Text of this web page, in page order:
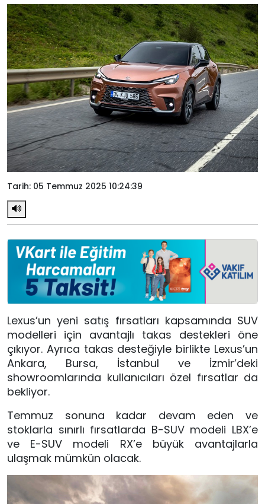
Tarih: 05 Temmuz 2025 10:24:39
Lexus’un yeni satış fırsatları kapsamında SUV
modelleri için avantajlı takas destekleri öne
çıkıyor. Ayrıca takas desteğiyle birlikte Lexus’un
Ankara, Bursa, İstanbul ve İzmir’deki
showroomlarında kullanıcıları özel fırsatlar da
bekliyor.
Temmuz sonuna kadar devam eden ve
stoklarla sınırlı fırsatlarda B-SUV modeli LBX’e
ve E-SUV modeli RX’e büyük avantajlarla
ulaşmak mümkün olacak.